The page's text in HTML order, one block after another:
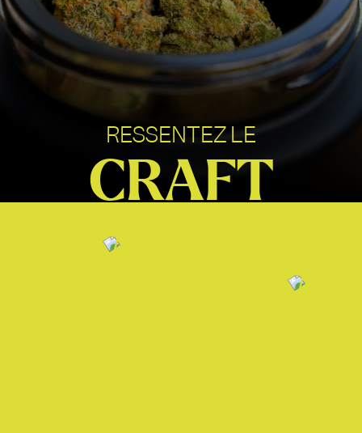
RESSENTEZ LE
CRAFT